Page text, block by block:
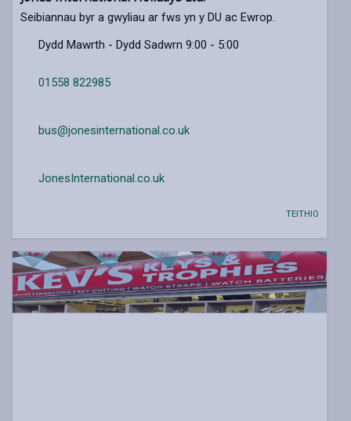
Seibiannau byr a gwyliau ar fws yn y DU ac Ewrop.
Dydd Mawrth - Dydd Sadwrn 9:00 - 5:00
01558 822985
bus@jonesinternational.co.uk
JonesInternational.co.uk
TEITHIO